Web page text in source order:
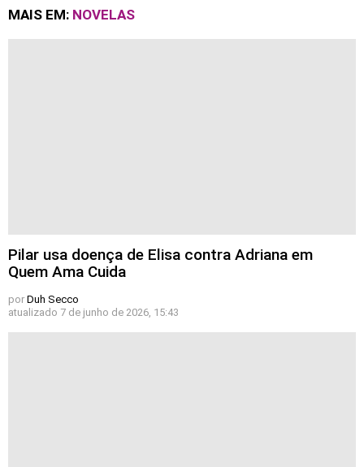
MAIS EM: NOVELAS
Pilar usa doença de Elisa contra Adriana em
Quem Ama Cuida
por Duh Secco
atualizado 7 de junho de 2026, 15:43